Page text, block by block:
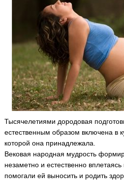
Тысячелетиями дородовая
естественным образом включена в
которой она принадлежала.
Вековая народная мудрость
незаметно и естественно
помогали ей выносить и родить